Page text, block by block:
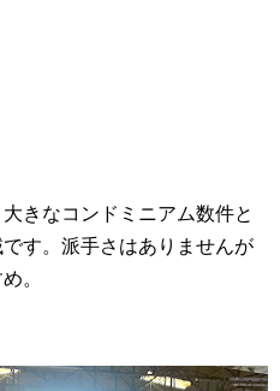
きなコンドミニアム数件と
す。派手さはありませんが
。